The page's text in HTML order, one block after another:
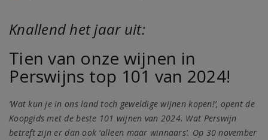
Knallend het jaar uit:
Tien van onze wijnen in
Perswijns top 101 van 2024!
‘Wat kun je in ons land toch geweldige wijnen kopen!’, opent de
Koopgids met de beste 101 wijnen van 2024. Wat Perswijn
betreft zijn er dan ook ‘alleen maar winnaars’. Op 30 november